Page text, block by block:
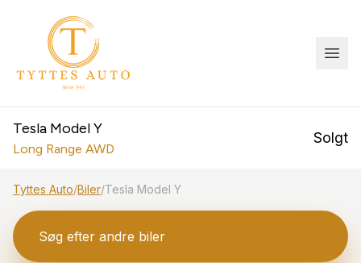
Tesla Model Y
Long Range AWD
Solgt
Tyttes Auto/Biler/Tesla Model Y
Søg efter andre biler